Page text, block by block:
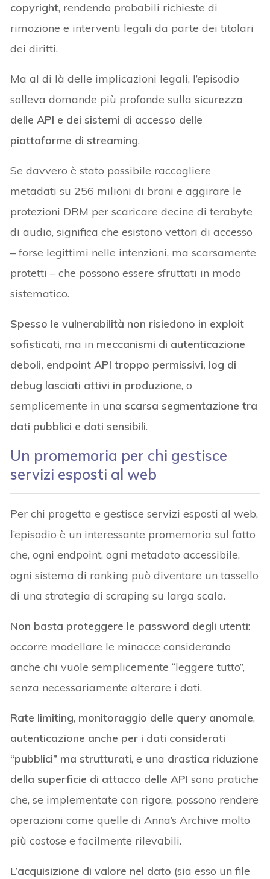
copyright, rendendo probabili richieste di
rimozione e interventi legali da parte dei titolari
dei diritti.
Ma al di là delle implicazioni legali, l’episodio
solleva domande più profonde sulla sicurezza
delle API e dei sistemi di accesso delle
piattaforme di streaming.
Se davvero è stato possibile raccogliere
metadati su 256 milioni di brani e aggirare le
protezioni DRM per scaricare decine di terabyte
di audio, significa che esistono vettori di accesso
– forse legittimi nelle intenzioni, ma scarsamente
protetti – che possono essere sfruttati in modo
sistematico.
Spesso le vulnerabilità non risiedono in exploit
sofisticati, ma in meccanismi di autenticazione
deboli, endpoint API troppo permissivi, log di
debug lasciati attivi in produzione, o
semplicemente in una scarsa segmentazione tra
dati pubblici e dati sensibili.
Un promemoria per chi gestisce
servizi esposti al web
Per chi progetta e gestisce servizi esposti al web,
l’episodio è un interessante promemoria sul fatto
che, ogni endpoint, ogni metadato accessibile,
ogni sistema di ranking può diventare un tassello
di una strategia di scraping su larga scala.
Non basta proteggere le password degli utenti:
occorre modellare le minacce considerando
anche chi vuole semplicemente “leggere tutto”,
senza necessariamente alterare i dati.
Rate limiting, monitoraggio delle query anomale,
autenticazione anche per i dati considerati
“pubblici” ma strutturati, e una drastica riduzione
della superficie di attacco delle API sono pratiche
che, se implementate con rigore, possono rendere
operazioni come quelle di Anna’s Archive molto
più costose e facilmente rilevabili.
L’acquisizione di valore nel dato (sia esso un file